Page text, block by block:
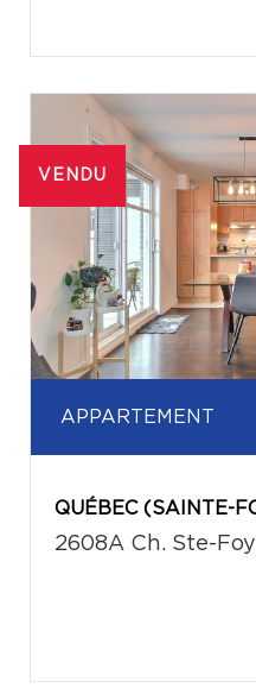
VENDU
APPARTEMENT
2608A Ch. Ste-Foy